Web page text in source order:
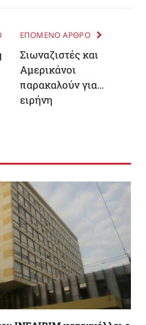
ΕΠΟΜΕΝΟ ΑΡΘΡΟ
Σιωναζιστές και
Αμερικάνοι
παρακαλούν για…
ειρήνη